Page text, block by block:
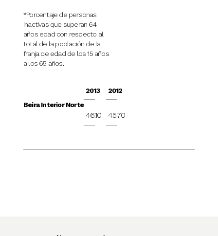
*Porcentaje de personas
inactivas que superan 64
años edad con respecto al
total de la población de la
franja de edad de los 15 años
a los 65 años.
Beira Interior Norte
2013
46.10
2012
45.70